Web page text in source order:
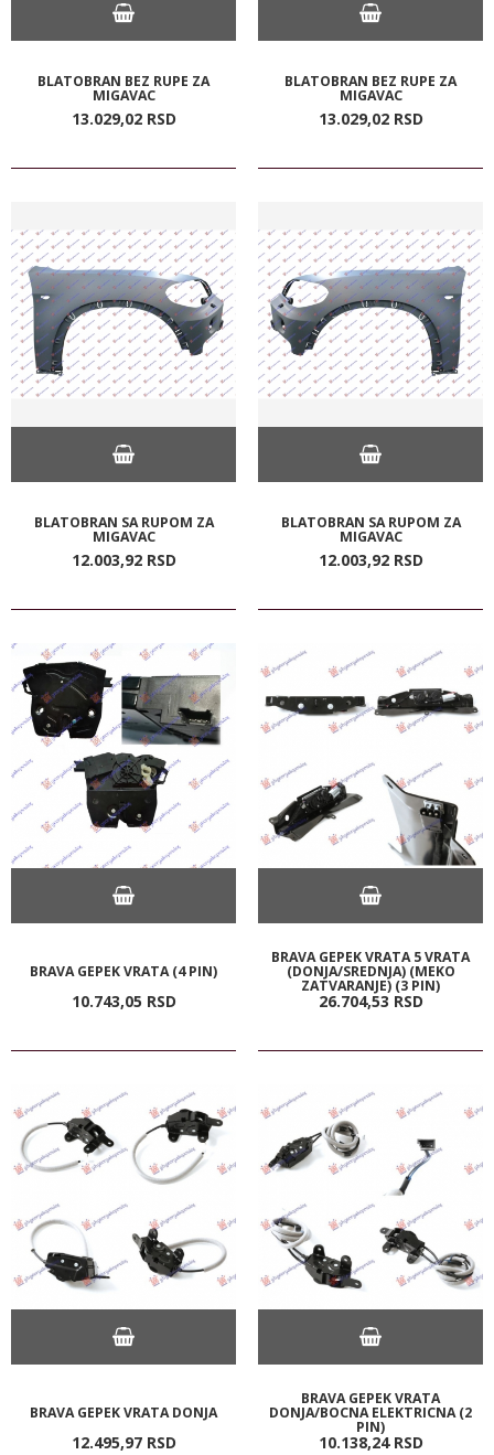
BLATOBRAN BEZ RUPE ZA
MIGAVAC
13.029,02 RSD
BLATOBRAN BEZ RUPE ZA
MIGAVAC
13.029,02 RSD
BLATOBRAN SA RUPOM ZA
MIGAVAC
12.003,92 RSD
BLATOBRAN SA RUPOM ZA
MIGAVAC
12.003,92 RSD
BRAVA GEPEK VRATA (4 PIN)
10.743,05 RSD
BRAVA GEPEK VRATA 5 VRATA
(DONJA/SREDNJA) (MEKO
ZATVARANJE) (3 PIN)
26.704,53 RSD
BRAVA GEPEK VRATA DONJA
12.495,97 RSD
BRAVA GEPEK VRATA
DONJA/BOCNA ELEKTRICNA (2
PIN)
10.138,24 RSD